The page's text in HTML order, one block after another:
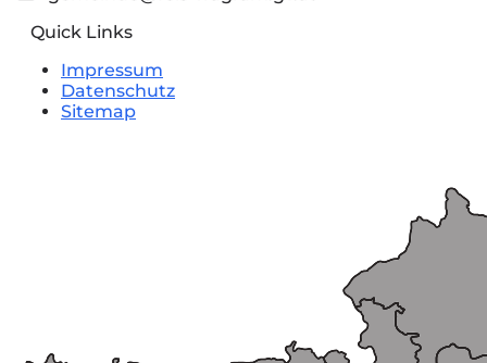
Quick Links
Impressum
Datenschutz
Sitemap